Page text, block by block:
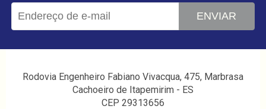
ENVIAR
Rodovia Engenheiro Fabiano Vivacqua, 475, Marbrasa
Cachoeiro de Itapemirim - ES
CEP 29313656